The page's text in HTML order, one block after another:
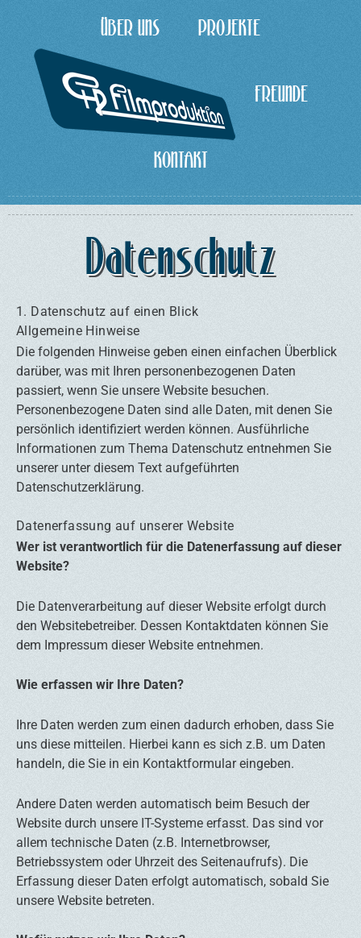
springen
ÜBER UNS PROJEKTE
FREUNDE
KONTAKT
Datenschutz
1. Datenschutz auf einen Blick
Allgemeine Hinweise
Die folgenden Hinweise geben einen einfachen Überblick
darüber, was mit Ihren personenbezogenen Daten
passiert, wenn Sie unsere Website besuchen.
Personenbezogene Daten sind alle Daten, mit denen Sie
persönlich identifiziert werden können. Ausführliche
Informationen zum Thema Datenschutz entnehmen Sie
unserer unter diesem Text aufgeführten
Datenschutzerklärung.
Datenerfassung auf unserer Website
Wer ist verantwortlich für die Datenerfassung auf dieser
Website?
Die Datenverarbeitung auf dieser Website erfolgt durch
den Websitebetreiber. Dessen Kontaktdaten können Sie
dem Impressum dieser Website entnehmen.
Wie erfassen wir Ihre Daten?
Ihre Daten werden zum einen dadurch erhoben, dass Sie
uns diese mitteilen. Hierbei kann es sich z.B. um Daten
handeln, die Sie in ein Kontaktformular eingeben.
Andere Daten werden automatisch beim Besuch der
Website durch unsere IT-Systeme erfasst. Das sind vor
allem technische Daten (z.B. Internetbrowser,
Betriebssystem oder Uhrzeit des Seitenaufrufs). Die
Erfassung dieser Daten erfolgt automatisch, sobald Sie
unsere Website betreten.